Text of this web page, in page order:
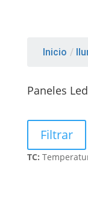
Inicio /
Paneles Led
Filtrar
TC: